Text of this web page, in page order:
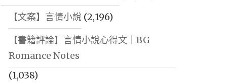
【文案】言情小說(2,196)
【書籍評論】言情小說心得文｜BG
Romance Notes
(1,038)